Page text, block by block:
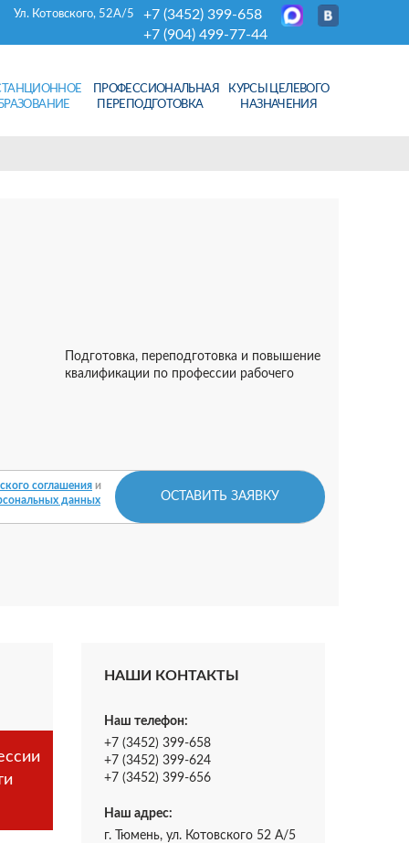
+7 (3452) 399-658
+7 (904) 499-77-44
Ул. Котовского, 52А/5
ПРОФЕССИОНАЛЬНАЯ
ПЕРЕПОДГОТОВКА
КУРСЫ ЦЕЛЕВОГО
НАЗНАЧЕНИЯ
Подготовка, переподготовка и повышение
квалификации по профессии рабочего
соглашения и
данных ОСТАВИТЬ ЗАЯВКУ
НАШИ КОНТАКТЫ
Наш телефон:
+7 (3452) 399-658
+7 (3452) 399-624
+7 (3452) 399-656
Наш адрес:
г. Тюмень, ул. Котовского 52 А/5